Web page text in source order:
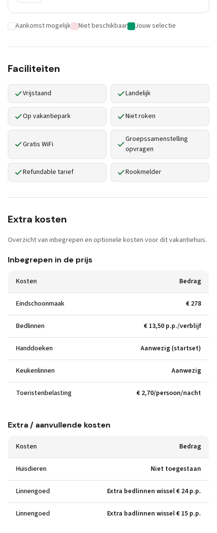
Aankomst mogelijk Niet beschikbaar Jouw selectie
Faciliteiten
Vrijstaand Landelijk
Op vakantiepark Niet roken
Gratis WiFi
Groepssamenstelling
opvragen
Refundable tarief Rookmelder
Extra kosten
Overzicht van inbegrepen en optionele kosten voor dit vakantiehuis.
Inbegrepen in de prijs
Kosten Bedrag
Eindschoonmaak € 278
Bedlinnen € 13,50 p.p./verblijf
Handdoeken Aanwezig (startset)
Keukenlinnen Aanwezig
Toeristenbelasting € 2,70/persoon/nacht
Extra / aanvullende kosten
Kosten Bedrag
Huisdieren Niet toegestaan
Linnengoed Extra bedlinnen wissel € 24 p.p.
Linnengoed Extra badlinnen wissel € 15 p.p.